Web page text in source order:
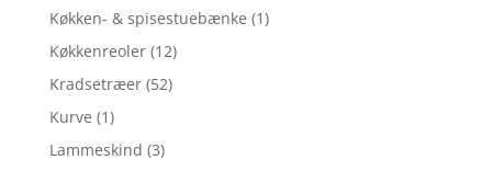
Køkken- & spisestuebænke (1)
Køkkenreoler (12)
Kradsetræer (52)
Kurve (1)
Lammeskind (3)